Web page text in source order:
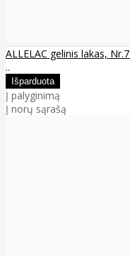
ALLELAC gelinis lakas,
..
Į palyginimą
Į norų sąrašą